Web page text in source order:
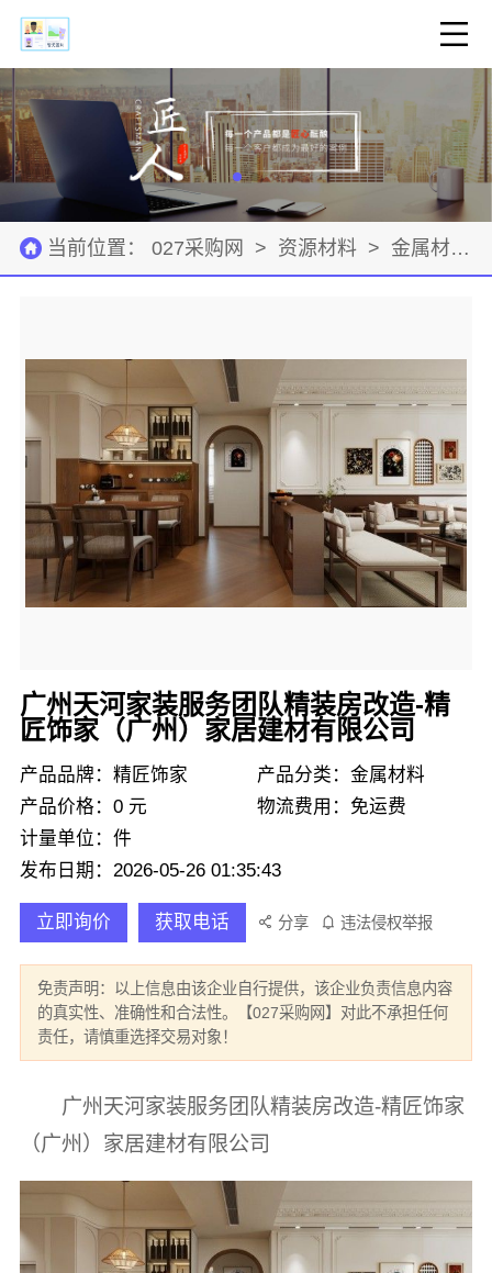
当前位置： 027采购网 > 资源材料 > 金属材料
广州天河家装服务团队精装房改造-精
匠饰家（广州）家居建材有限公司
产品品牌：精匠饰家
产品分类：金属材料
产品价格：0 元
物流费用：免运费
计量单位：件
发布日期：2026-05-26 01:35:43
立即询价 获取电话 分享 违法侵权举报
免责声明：以上信息由该企业自行提供，该企业负责信息内容
的真实性、准确性和合法性。【027采购网】对此不承担任何
责任，请慎重选择交易对象！
广州天河家装服务团队精装房改造-精匠饰家
（广州）家居建材有限公司